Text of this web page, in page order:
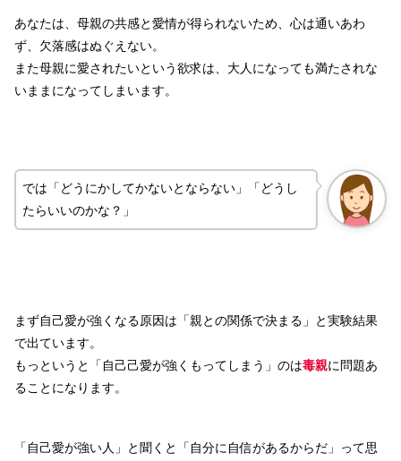
あなたは、母親の共感と愛情が得られないため、心は通いあわ
ず、欠落感はぬぐえない。
また母親に愛されたいという欲求は、大人になっても満たされな
いままになってしまいます。
では「どうにかしてかないとならない」「どうし
たらいいのかな？」
まず自己愛が強くなる原因は「親との関係で決まる」と実験結果
で出ています。
もっというと「自己己愛が強くもってしまう」のは毒親に問題あ
ることになります。
「自己愛が強い人」と聞くと「自分に自信があるからだ」って思